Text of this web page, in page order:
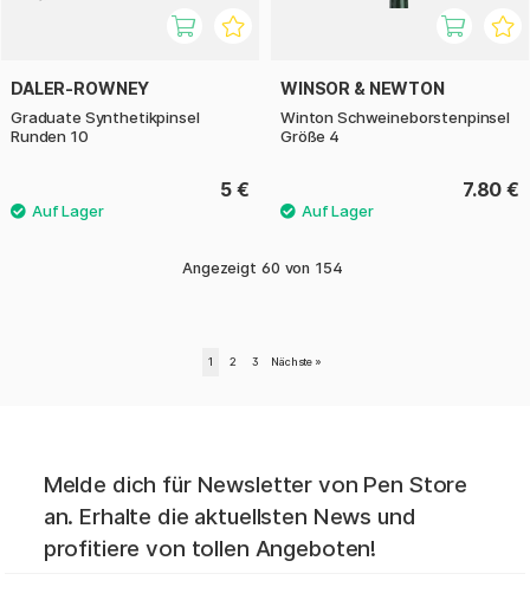
DALER-ROWNEY
Graduate Synthetikpinsel
Runden 10
5 €
WINSOR & NEWTON
Winton Schweineborstenpinsel
Größe 4
7.80 €
Angezeigt 60 von 154
1 2 3 Nächste »
Melde dich für Newsletter von Pen Store
an. Erhalte die aktuellsten News und
profitiere von tollen Angeboten!